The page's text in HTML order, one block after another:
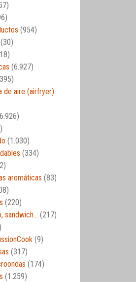
(954)
(30)
(6.927)
de aire (airfryer)
(1.030)
(334)
aromáticas (83)
(220)
sandwich… (217)
(9)
(317)
(174)
(1.259)